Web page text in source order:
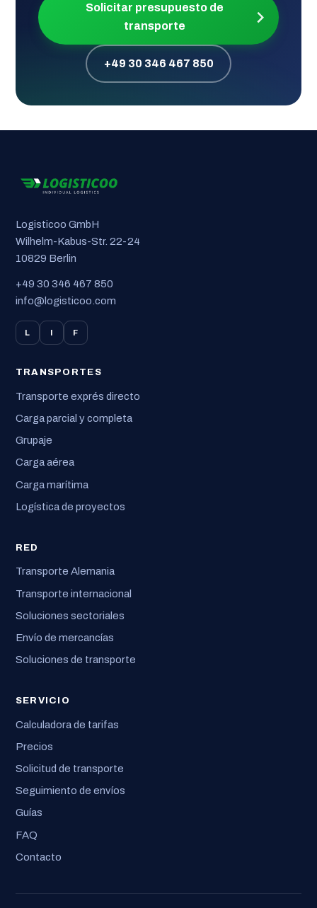
Solicitar presupuesto de
transporte
+49 30 346 467 850
Logisticoo GmbH
Wilhelm-Kabus-Str. 22-24
10829 Berlin
+49 30 346 467 850
info@logisticoo.com
L I F
TRANSPORTES
Transporte exprés directo
Carga parcial y completa
Grupaje
Carga aérea
Carga marítima
Logística de proyectos
RED
Transporte Alemania
Transporte internacional
Soluciones sectoriales
Envío de mercancías
Soluciones de transporte
SERVICIO
Calculadora de tarifas
Precios
Solicitud de transporte
Seguimiento de envíos
Guías
FAQ
Contacto